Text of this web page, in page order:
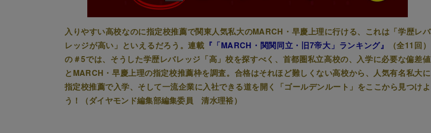
入りやすい高校なのに指定校推薦で関東人気私大のMARCH・早慶上理に行ける、これは「学歴レバ
レッジが高い」といえるだろう。連載 『「MARCH・関関同立・旧7帝大」ランキング』
（全11回）
の＃5では、そうした学歴レバレッジ「高」校を探すべく、首都圏私立高校の、入学に必要な偏差値
とMARCH・早慶上理の指定校推薦枠を調査。合格はそれほど難しくない高校から、人気有名私大に
指定校推薦で入学、そして一流企業に入社できる道を開く「ゴールデンルート」をここから見つけよ
う！（ダイヤモンド編集部編集委員 清水理裕）